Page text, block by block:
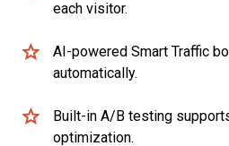
each visitor.
AI-powered Smart Traffic
automatically.
Built-in A/B testing
optimization.